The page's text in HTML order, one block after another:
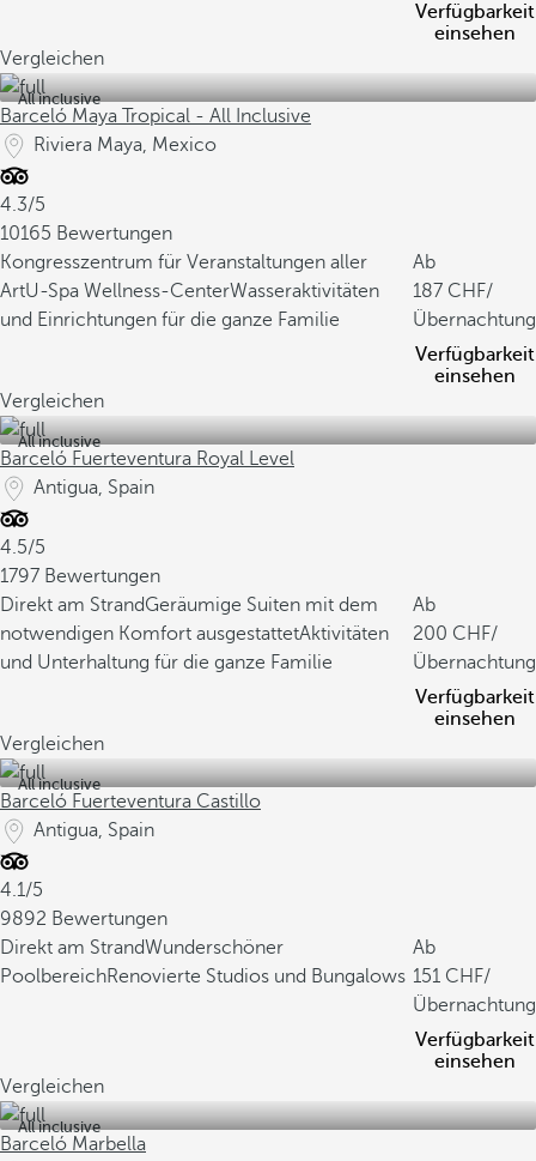
Verfügbarkeit
einsehen
Vergleichen
All inclusive
Barceló Maya Tropical - All Inclusive
Riviera Maya, Mexico
4.3/5
10165 Bewertungen
Kongresszentrum für Veranstaltungen aller
ArtU-Spa Wellness-CenterWasseraktivitäten
und Einrichtungen für die ganze Familie
Ab
187
/
Übernachtung
Verfügbarkeit
einsehen
Vergleichen
All inclusive
Barceló Fuerteventura Royal Level
Antigua, Spain
4.5/5
1797 Bewertungen
Direkt am StrandGeräumige Suiten mit dem
notwendigen Komfort ausgestattetAktivitäten
und Unterhaltung für die ganze Familie
Ab
200
/
Übernachtung
Verfügbarkeit
einsehen
Vergleichen
All inclusive
Barceló Fuerteventura Castillo
Antigua, Spain
4.1/5
9892 Bewertungen
Direkt am StrandWunderschöner
PoolbereichRenovierte Studios und Bungalows
Ab
151
/
Übernachtung
Verfügbarkeit
einsehen
Vergleichen
All inclusive
Barceló Marbella